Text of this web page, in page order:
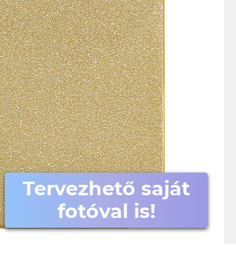
Tervezhető saját
fotóval is!